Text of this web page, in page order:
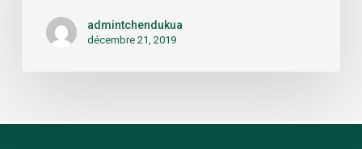
Rezonance
admintchendukua
décembre 21, 2019